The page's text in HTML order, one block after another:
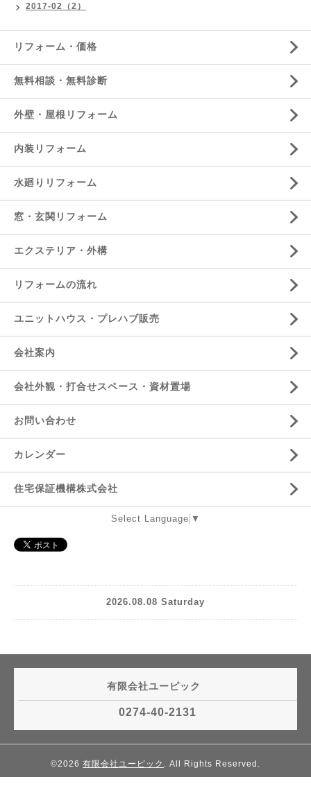
2017-02（2）
リフォーム・価格
無料相談・無料診断
外壁・屋根リフォーム
内装リフォーム
水廻りリフォーム
窓・玄関リフォーム
エクステリア・外構
リフォームの流れ
ユニットハウス・プレハブ販売
会社案内
会社外観・打合せスペース・資材置場
お問い合わせ
カレンダー
住宅保証機構株式会社
Select Language ▼
2026.08.08 Saturday
有限会社ユーピック
0274-40-2131
©2026 有限会社ユーピック . All Rights Reserved.